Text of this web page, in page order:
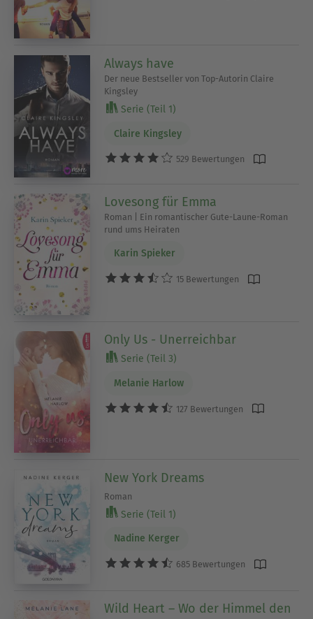
Always have
Der neue Bestseller von Top-Autorin Claire
Kingsley
Serie (Teil 1)
Claire Kingsley
529 Bewertungen
Lovesong für Emma
Roman | Ein romantischer Gute-Laune-Roman
rund ums Heiraten
Karin Spieker
15 Bewertungen
Only Us - Unerreichbar
Serie (Teil 3)
Melanie Harlow
127 Bewertungen
New York Dreams
Roman
Serie (Teil 1)
Nadine Kerger
685 Bewertungen
Wild Heart – Wo der Himmel den